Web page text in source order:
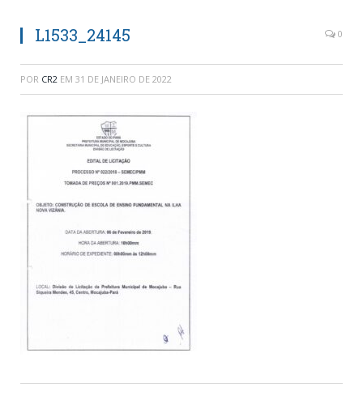
L1533_24145 0
POR CR2 EM 31 DE JANEIRO DE 2022